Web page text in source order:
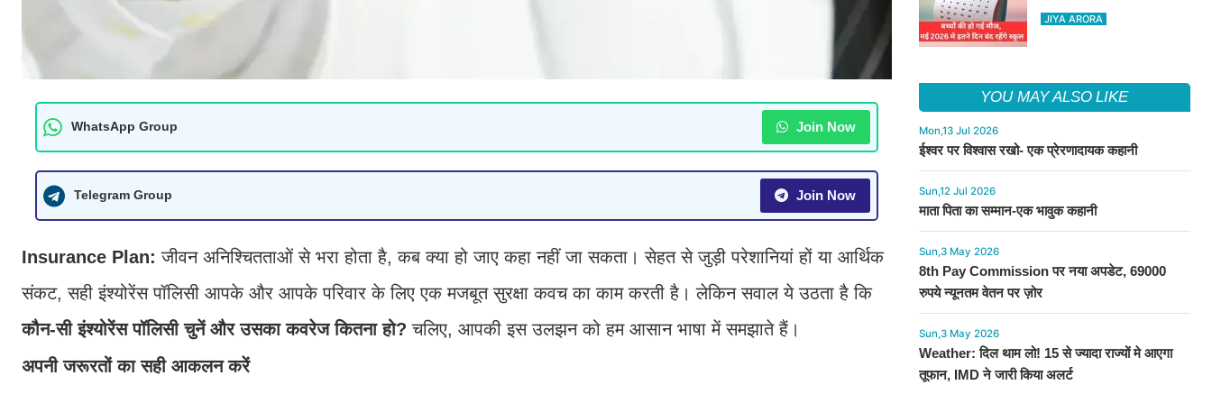
WhatsApp Group Join Now
Telegram Group Join Now
Insurance Plan:जीवन अनिश्चितताओं से भरा होता है, कब क्या हो जाए कहा नहीं जा सकता। सेहत से जुड़ी परेशानियां हों या आर्थिक
संकट, सही इंश्योरेंस पॉलिसी आपके और आपके परिवार के लिए एक मजबूत सुरक्षा कवच का काम करती है। लेकिन सवाल ये उठता है कि
कौन-सी इंश्योरेंस पॉलिसी चुनें और उसका कवरेज कितना हो? चलिए, आपकी इस उलझन को हम आसान भाषा में समझाते हैं।
अपनी जरूरतों का सही आकलन करें
इतने दिन बंद रहेंगे स्कूल
JIYA ARORA
YOU MAY ALSO LIKE
Mon,13 Jul 2026
ईश्वर पर विश्वास रखो- एक प्रेरणादायक कहानी
Sun,12 Jul 2026
माता पिता का सम्मान-एक भावुक कहानी
Sun,3 May 2026
8th Pay Commission पर नया अपडेट, 69000
रुपये न्यूनतम वेतन पर ज़ोर
Sun,3 May 2026
Weather: दिल थाम लो! 15 से ज्यादा राज्यों मे आएगा
तूफान, IMD ने जारी किया अलर्ट